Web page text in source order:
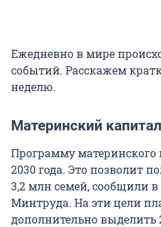
Ежедневно в мире
событий. Расскажем
неделю.
Материнский
Программу материнского
2030 года. Это позволит
3,2 млн семей, сообщили в
Минтруда. На эти цели
дополнительно выделить